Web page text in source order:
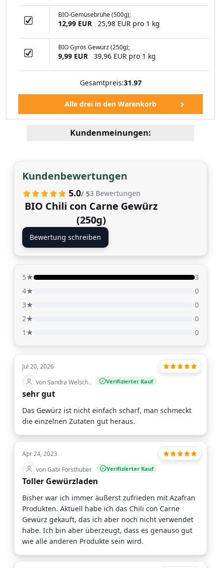
EUR
BIO-Gemüsebrühe (500g);
12,99 EUR 25,98 EUR pro 1 kg
BIO Gyros Gewürz (250g);
9,99 EUR 39,96 EUR pro 1 kg
Gesamtpreis:31.97
Kundenmeinungen:
Kundenbewertungen
5.0/ 53 Bewertungen
BIO Chili con Carne Gewürz
(250g)
Bewertung schreiben
5★
3
4★
0
3★
0
2★
0
1★
0
Jul 20, 2026
von Sandra Welsch .
Verifizierter Kauf
sehr gut
Das Gewürz ist nicht einfach scharf, man schmeckt
die einzelnen Zutaten gut heraus.
Apr 24, 2023
von Gabi Forsthuber
Verifizierter Kauf
Toller Gewürzladen
Bisher war ich immer äußerst zufrieden mit Azafran
Produkten. Aktuell habe ich das Chili con Carne
Gewürz gekauft, das ich aber noch nicht verwendet
habe. Ich bin aber überzeugt, dass es genauso gut
wie alle anderen Produkte sein wird.